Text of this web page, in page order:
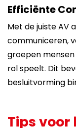
Efficiënte
Met de juiste AV
communiceren,
groepen
rol speelt. Dit
besluitvorming
Tips voor